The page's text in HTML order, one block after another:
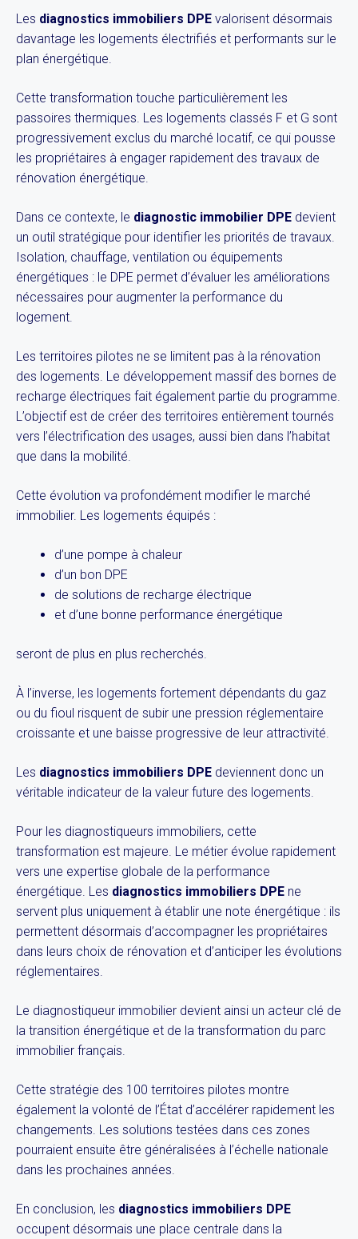
Les diagnostics immobiliers DPE valorisent désormais
davantage les logements électrifiés et performants sur le
plan énergétique.
Cette transformation touche particulièrement les
passoires thermiques. Les logements classés F et G sont
progressivement exclus du marché locatif, ce qui pousse
les propriétaires à engager rapidement des travaux de
rénovation énergétique.
Dans ce contexte, le diagnostic immobilier DPE devient
un outil stratégique pour identifier les priorités de travaux.
Isolation, chauffage, ventilation ou équipements
énergétiques : le DPE permet d’évaluer les améliorations
nécessaires pour augmenter la performance du
logement.
Les territoires pilotes ne se limitent pas à la rénovation
des logements. Le développement massif des bornes de
recharge électriques fait également partie du programme.
L’objectif est de créer des territoires entièrement tournés
vers l’électrification des usages, aussi bien dans l’habitat
que dans la mobilité.
Cette évolution va profondément modifier le marché
immobilier. Les logements équipés :
d’une pompe à chaleur
d’un bon DPE
de solutions de recharge électrique
et d’une bonne performance énergétique
seront de plus en plus recherchés.
À l’inverse, les logements fortement dépendants du gaz
ou du fioul risquent de subir une pression réglementaire
croissante et une baisse progressive de leur attractivité.
Les diagnostics immobiliers DPE deviennent donc un
véritable indicateur de la valeur future des logements.
Pour les diagnostiqueurs immobiliers, cette
transformation est majeure. Le métier évolue rapidement
vers une expertise globale de la performance
énergétique. Les diagnostics immobiliers DPE ne
servent plus uniquement à établir une note énergétique : ils
permettent désormais d’accompagner les propriétaires
dans leurs choix de rénovation et d’anticiper les évolutions
réglementaires.
Le diagnostiqueur immobilier devient ainsi un acteur clé de
la transition énergétique et de la transformation du parc
immobilier français.
Cette stratégie des 100 territoires pilotes montre
également la volonté de l’État d’accélérer rapidement les
changements. Les solutions testées dans ces zones
pourraient ensuite être généralisées à l’échelle nationale
dans les prochaines années.
En conclusion, les diagnostics immobiliers DPE
occupent désormais une place centrale dans la